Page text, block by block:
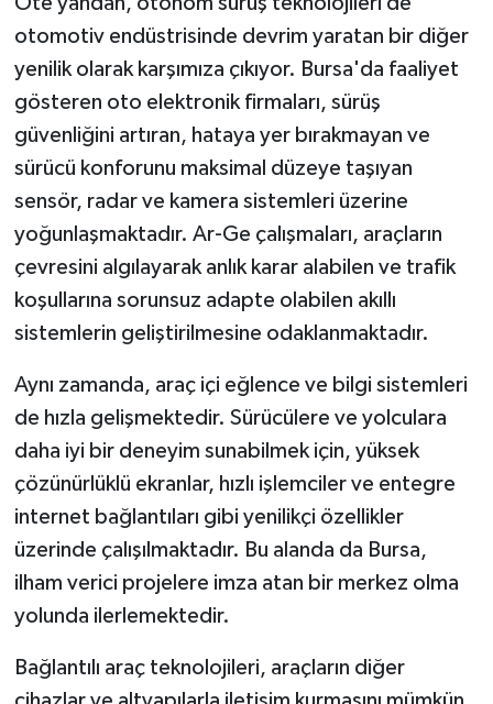
otomotiv endüstrisinde devrim yaratan bir diğer
yenilik olarak karşımıza çıkıyor. Bursa'da faaliyet
gösteren oto elektronik firmaları, sürüş
güvenliğini artıran, hataya yer bırakmayan ve
sürücü konforunu maksimal düzeye taşıyan
sensör, radar ve kamera sistemleri üzerine
yoğunlaşmaktadır. Ar-Ge çalışmaları, araçların
çevresini algılayarak anlık karar alabilen ve trafik
koşullarına sorunsuz adapte olabilen akıllı
sistemlerin geliştirilmesine odaklanmaktadır.
Aynı zamanda, araç içi eğlence ve bilgi sistemleri
de hızla gelişmektedir. Sürücülere ve yolculara
daha iyi bir deneyim sunabilmek için, yüksek
çözünürlüklü ekranlar, hızlı işlemciler ve entegre
internet bağlantıları gibi yenilikçi özellikler
üzerinde çalışılmaktadır. Bu alanda da Bursa,
ilham verici projelere imza atan bir merkez olma
yolunda ilerlemektedir.
Bağlantılı araç teknolojileri, araçların diğer